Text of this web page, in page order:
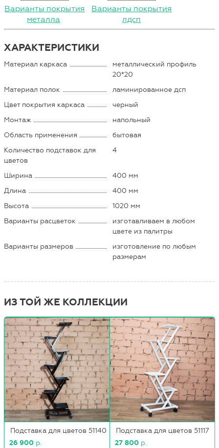
Варианты покрытия
металла
Варианты покрытия
лдсп
ХАРАКТЕРИСТИКИ
Материал каркаса
металлический профиль
20*20
Материал полок
ламинированное дсп
Цвет покрытия каркаса
черный
Монтаж
напольный
Область применения
бытовая
Количество подставок для
цветов
4
Ширина
400 мм
Длина
400 мм
Высота
1020 мм
Варианты расцветок
изготавливаем в любом
цвете из палитры
Варианты размеров
изготовление по любым
размерам
ИЗ ТОЙ ЖЕ КОЛЛЕКЦИИ
Подставка для цветов 51140
26 900 р.
Подставка для цветов 51117
27 800 р.